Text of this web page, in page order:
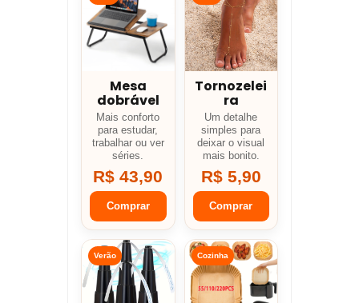
Mesa
dobrável
Mais conforto
para estudar,
trabalhar ou ver
séries.
R$ 43,90
Comprar
Tornozelei
ra
Um detalhe
simples para
deixar o visual
mais bonito.
R$ 5,90
Comprar
Verão Cozinha